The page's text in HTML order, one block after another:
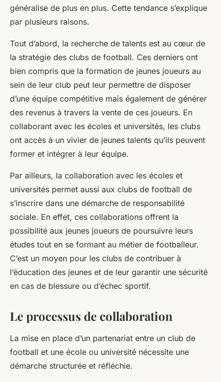
généralise de plus en plus. Cette tendance s’explique
par plusieurs raisons.
Tout d’abord, la recherche de talents est au cœur de
la stratégie des clubs de football. Ces derniers ont
bien compris que la formation de jeunes joueurs au
sein de leur club peut leur permettre de disposer
d’une équipe compétitive mais également de générer
des revenus à travers la vente de ces joueurs. En
collaborant avec les écoles et universités, les clubs
ont accès à un vivier de jeunes talents qu’ils peuvent
former et intégrer à leur équipe.
Par ailleurs, la collaboration avec les écoles et
universités permet aussi aux clubs de football de
s’inscrire dans une démarche de responsabilité
sociale. En effet, ces collaborations offrent la
possibilité aux jeunes joueurs de poursuivre leurs
études tout en se formant au métier de footballeur.
C’est un moyen pour les clubs de contribuer à
l’éducation des jeunes et de leur garantir une sécurité
en cas de blessure ou d’échec sportif.
Le processus de collaboration
La mise en place d’un partenariat entre un club de
football et une école ou université nécessite une
démarche structurée et réfléchie.